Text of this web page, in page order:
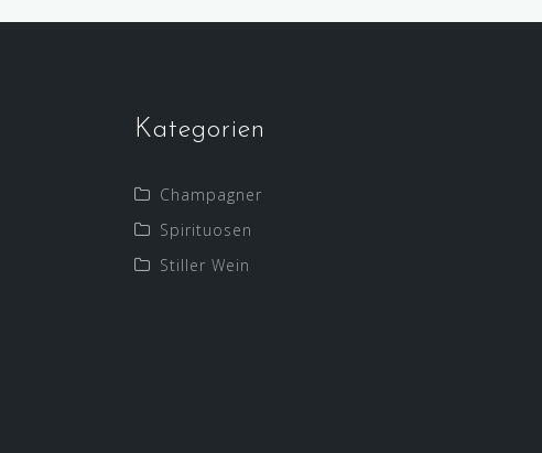
Kategorien
Champagner
Spirituosen
Stiller Wein